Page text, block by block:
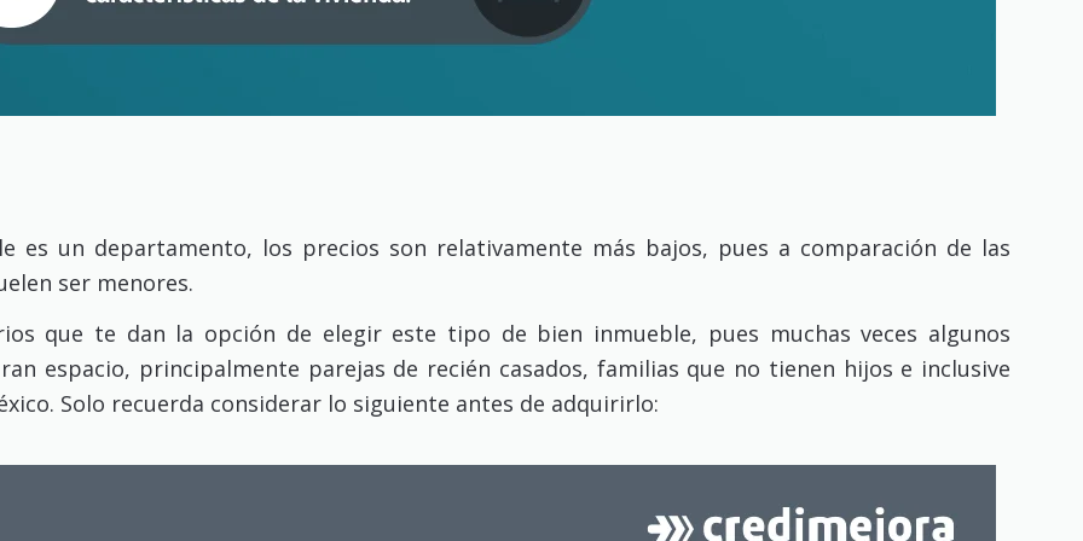
es un departamento, los precios son relativamente más bajos, pues a comparación de las
ser menores.
que te dan la opción de elegir este tipo de bien inmueble, pues muchas veces algunos
espacio, principalmente parejas de recién casados, familias que no tienen hijos e inclusive
Solo recuerda considerar lo siguiente antes de adquirirlo: